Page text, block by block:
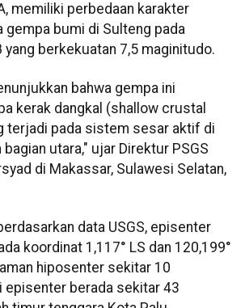
memiliki perbedaan karakter
gempa bumi di Sulteng pada
berkekuatan 7,5 maginitudo.
bahwa gempa ini
kerak dangkal (shallow crustal
terjadi pada sistem sesar aktif di
utara," ujar Direktur PSGS
di Makassar, Sulawesi Selatan,
data USGS, episenter
koordinat 1,117° LS dan 120,199°
hiposenter sekitar 10
episenter berada sekitar 43